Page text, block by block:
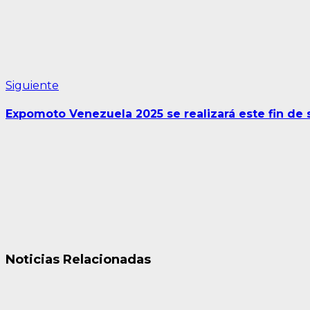
Siguiente
Expomoto Venezuela 2025 se realizará este fin de
Noticias Relacionadas